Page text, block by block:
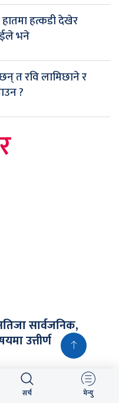
सर्च मेन्यु
हत्कडी देखेर
भने
त रवि लामिछाने र
?
सार्वजनिक,
उत्तीर्ण